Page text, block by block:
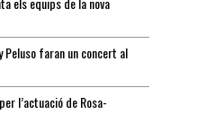
Peluso faran un concert al
l’actuació de Rosa-